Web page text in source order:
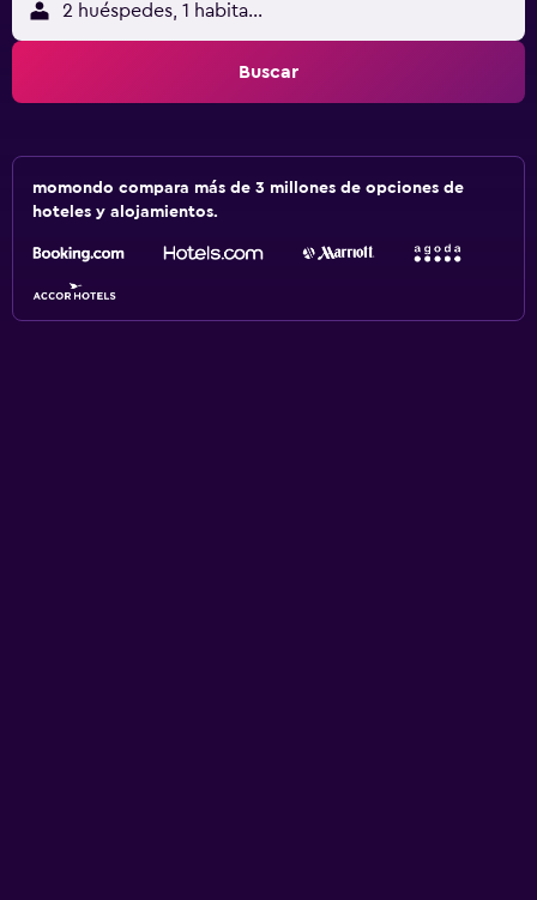
2 huéspedes, 1 habitación
Buscar
momondo compara más de 3 millones de opciones de
hoteles y alojamientos.